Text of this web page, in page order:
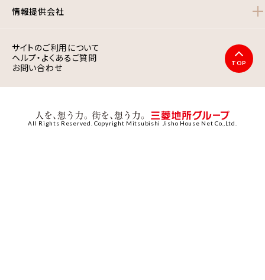
情報提供会社
サイトのご利用について
ヘルプ・よくあるご質問
お問い合わせ
TOP
All Rights Reserved. Copyright Mitsubishi Jisho House Net Co.,Ltd.